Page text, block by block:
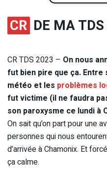
CR DE MA
CR TDS 2023 – On nous
fut bien pire que ça.
météo et les problèmes
fut victime (il ne faudra
son paroxysme ce lundi à
On sait qu’on part pour une
personnes qui nous
d’arrivée à Chamonix. Et
ça calme.